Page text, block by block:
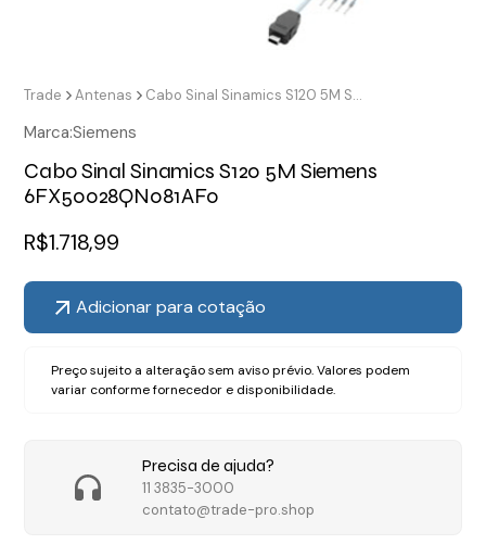
Trade Antenas Cabo Sinal Sinamics S120 5M Siemens 6FX50028QN081AF0
Marca:Siemens
Cabo Sinal Sinamics S120 5M Siemens
6FX50028QN081AF0
R$1.718,99
Adicionar para cotação
Preço sujeito a alteração sem aviso prévio. Valores podem
variar conforme fornecedor e disponibilidade.
Precisa de ajuda?
11 3835-3000
contato@trade-pro.shop